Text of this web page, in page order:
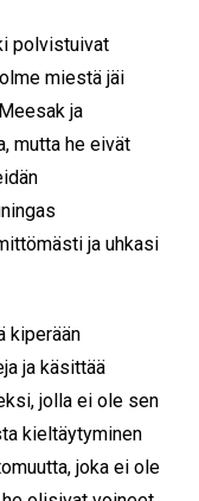
polvistuivat
miestä jäi
ja
mutta he eivät
ja uhkasi
kiperään
ja käsittää
jolla ei ole sen
kieltäytyminen
joka ei ole